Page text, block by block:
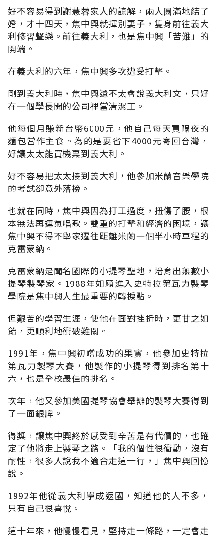
好不容易得到謝慧蓉家人的諒解，兩人圓滿地結了
婚，才十四天，焦中興就揮別妻子，隻身前往義大
利修習聲樂。前往義大利，也是焦中興「苦難」的
開端。
在義大利的六年，焦中興多次遭受打擊。
剛到義大利時，焦中興還不太會說義大利文，只好
在一個學長開的公司裡當清潔工。
他每個月賺新台幣6000元，他自己每天買隔夜的
麵包當作主食。為的是要省下4000元寄回台灣，
好讓太太能買機票到義大利。
好不容易把太太接到義大利，他參加米蘭音樂學院
的考試卻意外落榜。
也就在同時，焦中興因為打工過度，扭傷了腰，根
本無法再運氣唱歌。雙重的打擊和經濟的困境，讓
焦中興不得不舉家遷往距離米蘭一個半小時車程的
克雷蒙納。
克雷蒙納是聞名國際的小提琴聖地，培育出無數小
提琴製琴家。1988年如願進入史特拉第瓦力製琴
學院是焦中興人生最重要的轉捩點。
但艱苦的學習生涯，使他在面對挫折時，更甘之如
飴，更順利地衝破難關。
1991年，焦中興初嚐成功的果實，他參加史特拉
第瓦力製琴大賽，他製作的小提琴得到排名第十
六，也是全校最佳的排名。
次年，他又參加美國提琴協會舉辦的製琴大賽得到
了一面銀牌。
得獎，讓焦中興終於感受到辛苦是有代價的，也確
定了他將走上製琴之路。「我的個性很衝動，沒有
耐性，很多人說我不適合走這一行，」焦中興回憶
說。
1992年他從義大利學成返國，知道他的人不多，
只有自己很喜悅。
這十年來，他慢慢看見，堅持走一條路，一定會走